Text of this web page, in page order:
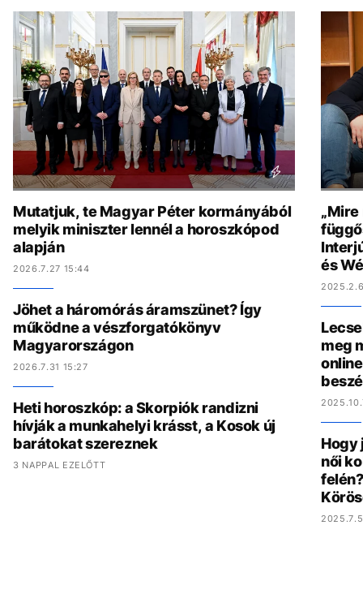
Mutatjuk, te Magyar Péter kormányából
melyik miniszter lennél a horoszkópod
alapján
2026.7.27 15:44
Jöhet a háromórás áramszünet? Így
működne a vészforgatókönyv
Magyarországon
2026.7.31 15:27
Heti horoszkóp: a Skorpiók randizni
hívják a munkahelyi krásst, a Kosok új
barátokat szereznek
3 NAPPAL EZELŐTT
és
meg
Hogy
női